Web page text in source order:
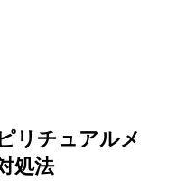
リチュアルメ
処法